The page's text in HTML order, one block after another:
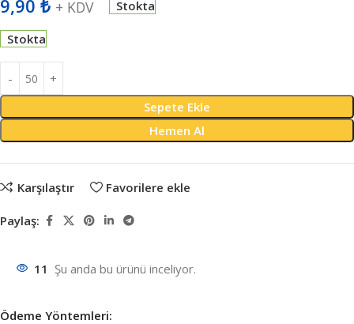
9,90 ₺ + KDV Stokta
Stokta
Sepete Ekle
Hemen Al
Karşılaştır Favorilere ekle
Paylaş:
11 Şu anda bu ürünü inceliyor.
Ödeme Yöntemleri: